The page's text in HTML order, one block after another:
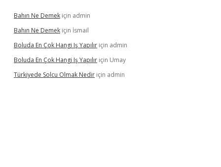
Bahın Ne Demek için admin
Bahın Ne Demek için İsmail
Boluda En Çok Hangi Iş Yapılır için admin
Boluda En Çok Hangi Iş Yapılır için Umay
Türkiyede Solcu Olmak Nedir için admin